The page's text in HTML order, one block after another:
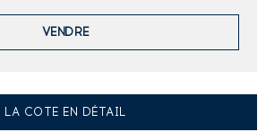
VENDRE
LA COTE EN DÉTAIL